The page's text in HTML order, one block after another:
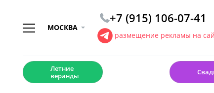
МОСКВА
+7 (915) 106-07-41
размещение рекламы на
Летние
веранды